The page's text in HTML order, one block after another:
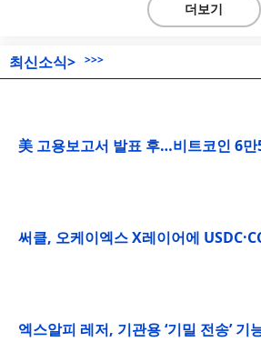
더보기
최신소식> >>>
美 고용보고서 발표 후…비트코인 6
써클, 오케이엑스 X레이어에
엑스알피 레저, 기관용 ‘기밀 전송’ 기